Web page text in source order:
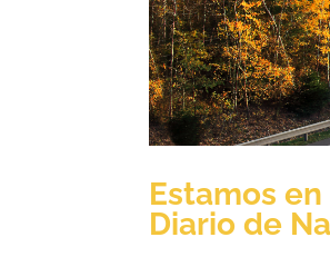
Estamos
Diario de